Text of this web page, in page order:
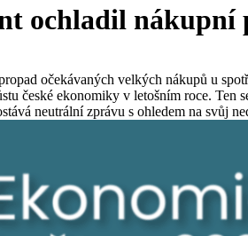
ochladil nákupní
očekávaných velkých nákupů u
české ekonomiky v letošním roce. Ten
neutrální zprávu s ohledem na svůj